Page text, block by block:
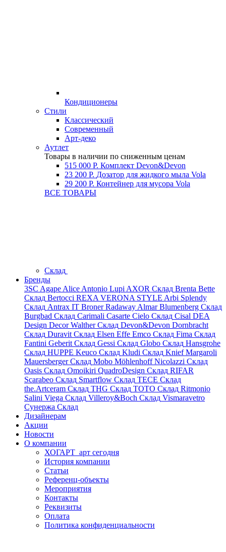
Кондиционеры
Стили
Классический
Современный
Арт-деко
Аутлет
Товары в наличии по сниженным ценам
515 000 Р. Комплект Devon&Devon
23 200 Р. Дозатор для жидкого мыла Vola
29 200 Р. Контейнер для мусора Vola
ВСЕ ТОВАРЫ
Склад
Бренды
3SC Agape Alice Antonio Lupi AXOR Склад Brenta Bette
Склад Bertocci REXA VERONA STYLE Arbi Splendy
Склад Antrax IT BronerRadaway AlmarBlumenberg Склад
Burgbad Склад Carimali Casarte Cielo Склад Cisal DEA
Design Decor WaltherСклад Devon&Devon Dornbracht
Склад Duravit Склад Elsen Effe Emco Склад Fima Склад
Fantini Geberit Склад Gessi Склад Globo Склад Hansgrohe
Склад HUPPE Keuco Склад Kludi Склад KniefMargaroli
MauersbergerСклад Mobo MöhlenhoffNicolazzi Склад
Oasis Склад Omoikiri QuadroDesign Склад RIFAR
Scarabeo Склад Smartflow Склад TECE Склад
the.Artceram Склад THG Склад TOTO Склад Ritmonio
Salini Viega Склад Villeroy&Boch Склад Vismaravetro
Сунержа Склад
Дизайнерам
Акции
Новости
О компании
ХОГАРТ_арт сегодня
История компании
Статьи
Референц-объекты
Мероприятия
Контакты
Реквизиты
Оплата
Политика конфиденциальности